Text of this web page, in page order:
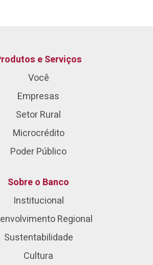
e Serviços
Você
Empresas
Setor Rural
Microcrédito
Poder Público
Sobre o Banco
Institucional
Regional
Sustentabilidade
Cultura